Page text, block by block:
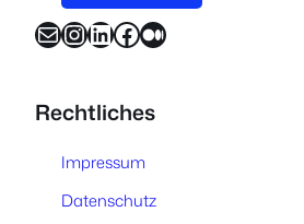
E-Mail InstagramLinkedIn Facebook Medium
Rechtliches
Impressum
Datenschutz